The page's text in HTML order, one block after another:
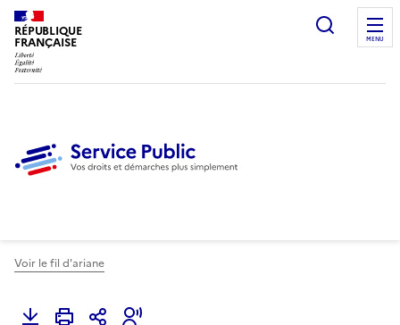
RÉPUBLIQUE
FRANÇAISE
Ouvrir
MENU
Voir le fil d'ariane